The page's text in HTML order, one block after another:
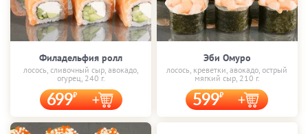
Филадельфия ролл
лосось, сливочный сыр, авокадо,
огурец, 240 г.
699
Эби Омуро
лосось, креветки, авокадо, острый
мягкий сыр, 210 г.
599